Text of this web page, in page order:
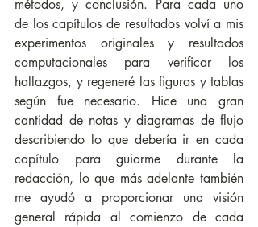
métodos, y conclusión. Para cada uno
de los capítulos de resultados volví a mis
experimentos originales y resultados
computacionales para verificar los
hallazgos, y regeneré las figuras y tablas
según fue necesario. Hice una gran
cantidad de notas y diagramas de flujo
describiendo lo que debería ir en cada
capítulo para guiarme durante la
redacción, lo que más adelante también
me ayudó a proporcionar una visión
general rápida al comienzo de cada